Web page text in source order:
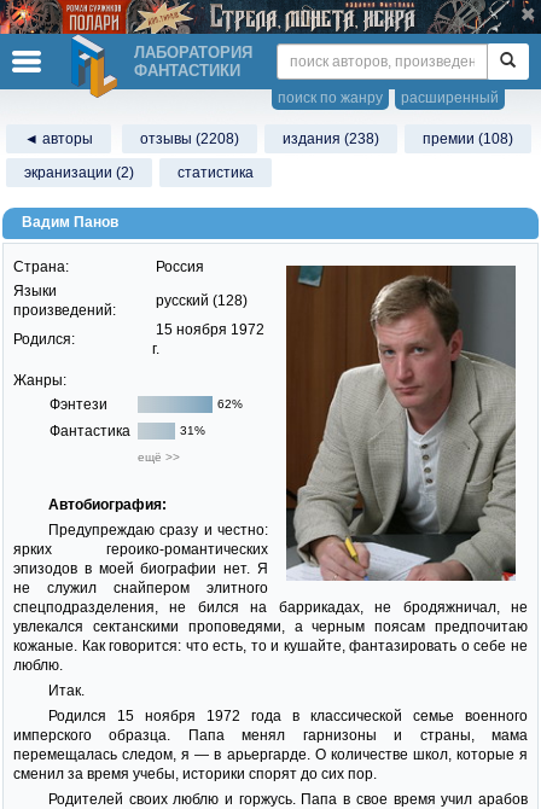
ЛАБОРАТОРИЯ
ФАНТАСТИКИ
расширенный
поиск по жанру
◄ авторы отзывы (2208) издания (238)
премии (108)
экранизации (2)
статистика
Вадим Панов
Страна:
Россия
Языки
произведений:
русский (128)
Родился:
15 ноября 1972
г.
Жанры:
Фэнтези
62%
Фантастика
31%
ещё >>
Автобиография:
Предупреждаю сразу и честно:
ярких героико-романтических
эпизодов в моей биографии нет. Я
не служил снайпером элитного
спецподразделения, не бился на баррикадах, не бродяжничал, не
увлекался сектанскими проповедями, а черным поясам предпочитаю
кожаные. Как говорится: что есть, то и кушайте, фантазировать о себе не
люблю.
Итак.
Родился 15 ноября 1972 года в классической семье военного
имперского образца. Папа менял гарнизоны и страны, мама
перемещалась следом, я — в арьергарде. О количестве школ, которые я
сменил за время учебы, историки спорят до сих пор.
Родителей своих люблю и горжусь. Папа в свое время учил арабов